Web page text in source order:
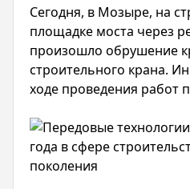
Сегодня, в Мозыре, на
площадке моста через
произошло обрушение
строительного крана.
ходе проведения работ